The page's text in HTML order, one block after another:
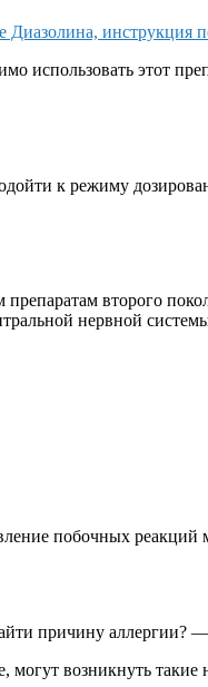
Диазолина, инструкция
использовать этот
к режиму
второго
нервной
побочных
причину аллергии?
возникнуть такие